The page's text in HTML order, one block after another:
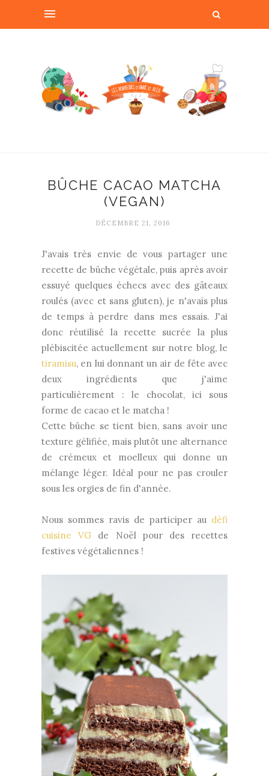
BÛCHE CACAO MATCHA
(VEGAN)
DÉCEMBRE 21, 2016
J'avais très envie de vous partager une
recette de bûche végétale, puis après avoir
essuyé quelques échecs avec des gâteaux
roulés (avec et sans gluten), je n'avais plus
de temps à perdre dans mes essais. J'ai
donc réutilisé la recette sucrée la plus
plébiscitée actuellement sur notre blog, le
tiramisu, en lui donnant un air de fête avec
deux ingrédients que j'aime
particulièrement : le chocolat, ici sous
forme de cacao et le matcha !
Cette bûche se tient bien, sans avoir une
texture gélifiée, mais plutôt une alternance
de crémeux et moelleux qui donne un
mélange léger. Idéal pour ne pas crouler
sous les orgies de fin d'année.
Nous sommes ravis de participer au défi
cuisine VG de Noël pour des recettes
festives végétaliennes !